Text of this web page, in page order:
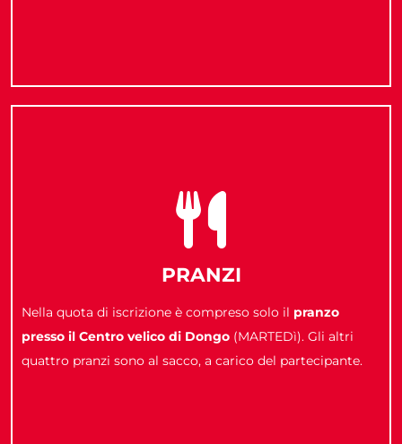
PRANZI
Nella quota di iscrizione è compreso solo il pranzo
presso il Centro velico di Dongo (MARTEDì). Gli altri
quattro pranzi sono al sacco, a carico del partecipante.